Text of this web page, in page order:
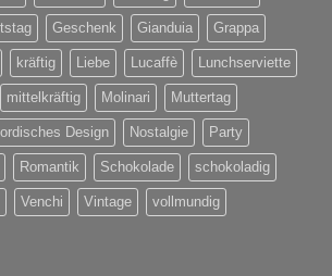
Geschenk Gianduia Grappa
kräftig Liebe Lucaffè Lunchserviette
mittelkräftig Molinari Muttertag
Design Nostalgie Party
Romantik Schokolade schokoladig
Venchi Vintage vollmundig